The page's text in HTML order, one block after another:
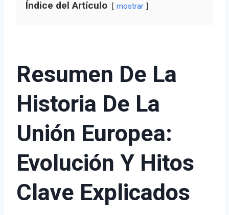
Índice del Artículo mostrar
Resumen De La
Historia De La
Unión Europea:
Evolución Y Hitos
Clave Explicados